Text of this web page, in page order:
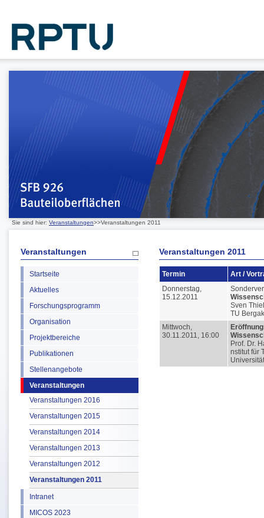
Sie sind hier: Veranstaltungen>>Veranstaltungen 2011
Veranstaltungen
Startseite
Aktuelles
Forschungsprogramm
Organisation
Projektbereiche
Publikationen
Stellenangebote
Veranstaltungen
Veranstaltungen 2016
Veranstaltungen 2015
Veranstaltungen 2014
Veranstaltungen 2013
Veranstaltungen 2012
Veranstaltungen 2011
Intranet
MICOS 2023
Veranstaltungen 2011
Termin
Art /
Donnerstag,
15.12.2011
Sven
TU
Mittwoch,
30.11.2011, 16:00
Prof. Dr.
nstitut für